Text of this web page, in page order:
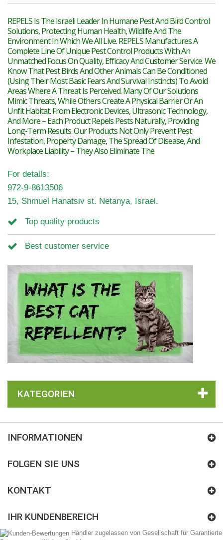
REPELS Is The Israeli Leader In Humane Pest And Bird Control
Solutions, Protecting Human Health, Wildlife And The
Environment In Which We All Live. REPELS Manufactures A
Complete Line Of Unique Pest Control Products With An
Unmatched Focus On Quality, Efficacy And Customer Service. We
Know That Pest Birds And Other Animals Can Be Conditioned
(Using Their Most Basic Fears And Survival Instincts) To Avoid
Areas Where A Threat Is Perceived. Many Of Our Solutions
Mimic Threats, While Others Create A Physical Barrier Or An
Unfit Habitat. From Electronic Devices, Ultrasonic Technology,
And More – Each Product Repels Pests Naturally, Providing
Long-Term Results. Our Products Not Only Prevent Pest
Infestation, Property Damage, The Spread Of Disease, And
Workplace Liability – They Also Eliminate The
For details:
972-9-8613506
15, Shmuel Hanatsiv st. Netanya, Israel.
Top quality products
Best customer service
KATEGORIEN
INFORMATIONEN
FOLGEN SIE UNS
KONTAKT
IHR KUNDENBEREICH
Händler zugelassen von Gesellschaft für Garantierte